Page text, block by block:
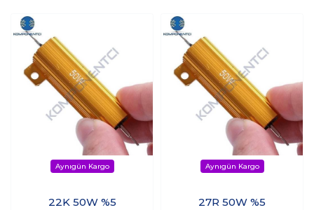
22K 50W %5
27R 50W %5